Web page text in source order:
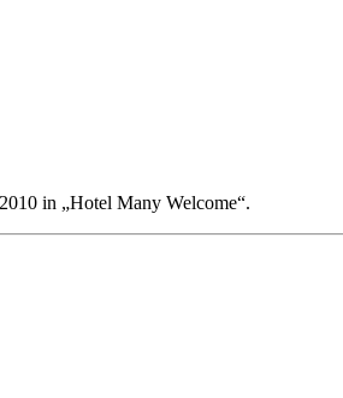
in „Hotel Many Welcome“.